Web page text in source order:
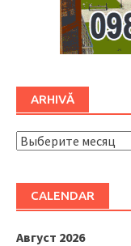
ARHIVĂ
ARHIVĂ
CALENDAR
Август 2026